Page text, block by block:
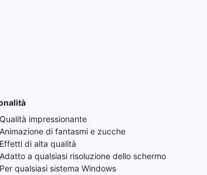
Qualità impressionante
Animazione di fantasmi e zucche
Effetti di alta qualità
Adatto a qualsiasi risoluzione dello schermo
Per qualsiasi sistema Windows